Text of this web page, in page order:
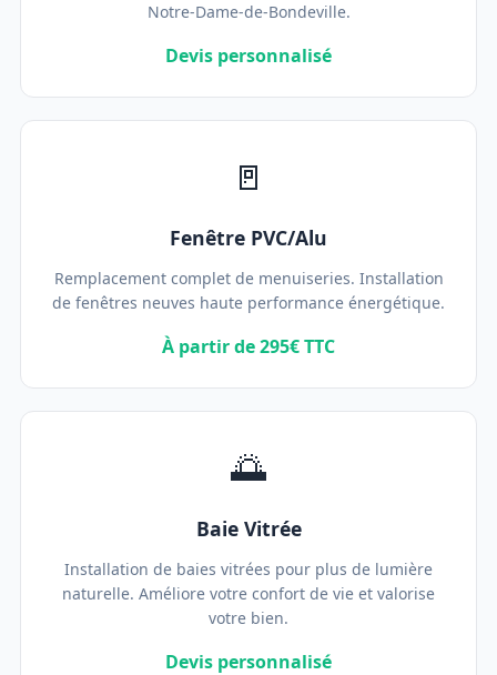
Notre-Dame-de-Bondeville.
Devis personnalisé
🚪
Fenêtre PVC/Alu
Remplacement complet de menuiseries. Installation
de fenêtres neuves haute performance énergétique.
À partir de 295€ TTC
🌅
Baie Vitrée
Installation de baies vitrées pour plus de lumière
naturelle. Améliore votre confort de vie et valorise
votre bien.
Devis personnalisé